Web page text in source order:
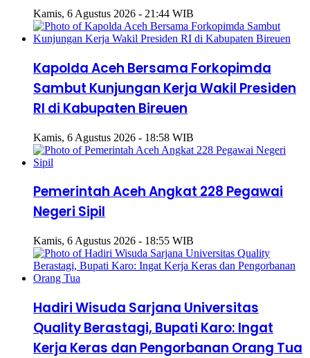
Kamis, 6 Agustus 2026 - 21:44 WIB
Kapolda Aceh Bersama Forkopimda
Sambut Kunjungan Kerja Wakil Presiden
RI di Kabupaten Bireuen
Kamis, 6 Agustus 2026 - 18:58 WIB
Pemerintah Aceh Angkat 228 Pegawai
Negeri Sipil
Kamis, 6 Agustus 2026 - 18:55 WIB
Hadiri Wisuda Sarjana Universitas
Quality Berastagi, Bupati Karo: Ingat
Kerja Keras dan Pengorbanan Orang Tua